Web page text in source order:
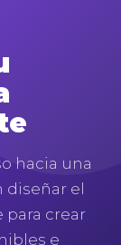
hacia una
diseñar el
para crear
e